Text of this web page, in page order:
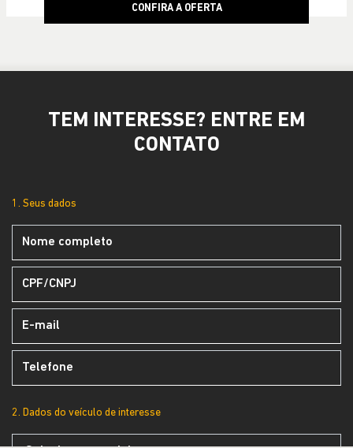
CONFIRA A OFERTA
TEM INTERESSE? ENTRE EM
CONTATO
1. Seus dados
2. Dados do veículo de interesse